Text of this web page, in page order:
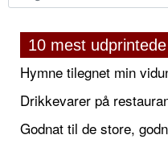
10 mest udprintede
Hymne tilegnet min
Drikkevarer på
Godnat til de store,